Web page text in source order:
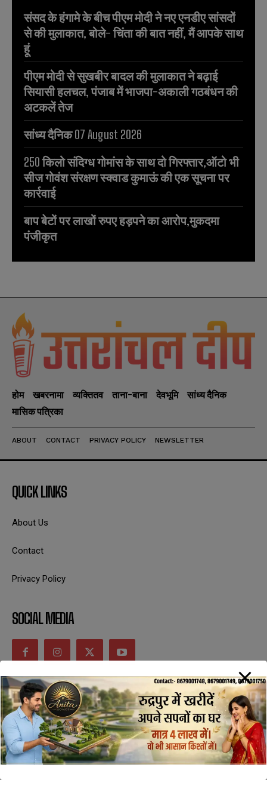
संसद के हंगामे के बीच पीएम मोदी ने नए एनडीए सांसदों
से की मुलाकात, बोले- चिंता की बात नहीं, मैं आपके साथ
हूं
पीएम मोदी से सुखबीर बादल की मुलाकात ने बढ़ाई
सियासी हलचल, पंजाब में भाजपा-अकाली गठबंधन की
अटकलें तेज
सांध्य दैनिक 07 August 2026
250 किलो संदिग्ध गोमांस के साथ दो गिरफ्तार,ऑटो भी
सीज गोवंश संरक्षण स्क्वाड कुमाऊं की एक सूचना पर
कार्रवाई
बाप बेटों पर लाखों रुपए हड़पने का आरोप,मुकदमा
पंजीकृत
होम खबरनामा व्यक्तितव ताना-बाना देवभूमि
सांध्य दैनिक
मासिक पत्रिका
ABOUT CONTACT PRIVACY POLICY NEWSLETTER
QUICK LINKS
About Us
Contact
Privacy Policy
SOCIAL MEDIA
CONTACT INFORMATION
uttaranchaldeep.news@gmail.com
SUBSCRIBE NOW